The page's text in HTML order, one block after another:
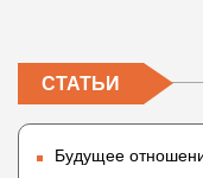
СТАТЬИ
Будущее